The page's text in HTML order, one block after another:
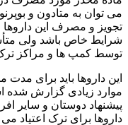
می توان به متادون و
تجویز و مصرف این
شرایط خاص باشد ولی
توسط کمپ ها و مراکز ترک
این داروها باید برای
موارد زیادی گزارش شده
پیشنهاد دوستان و سایر
داروها برای ترک اعتیاد می